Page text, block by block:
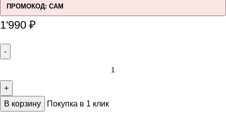
ПРОМОКОД: САМ
1'990 ₽
В корзину
Покупка в 1 клик